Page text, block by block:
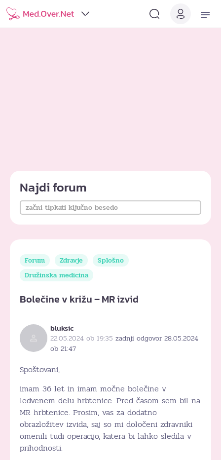
Najdi forum
Forum Zdravje
Splošno
Družinska medicina
Bolečine v križu – MR izvid
bluksic
22.05.2024 ob 19:35 zadnji odgovor 28.05.2024
ob 21:47
Spoštovani,
imam 36 let in imam močne bolečine v
ledvenem delu hrbtenice. Pred časom sem bil na
MR hrbtenice. Prosim, vas za dodatno
obrazložitev izvida, saj so mi določeni zdravniki
omenili tudi operacijo, katera bi lahko sledila v
prihodnosti.